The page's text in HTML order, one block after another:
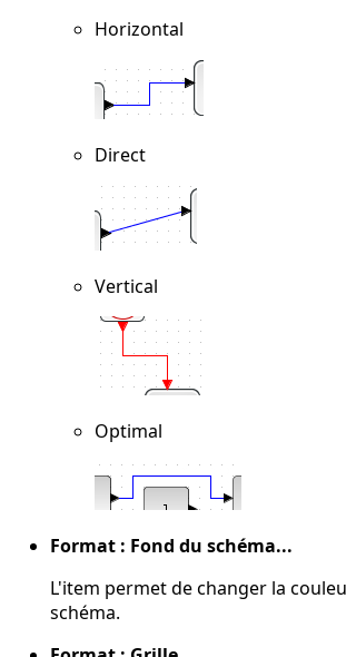
Horizontal
Direct
Vertical
Optimal
Format : Fond du schéma...
L'item permet de changer la
schéma.